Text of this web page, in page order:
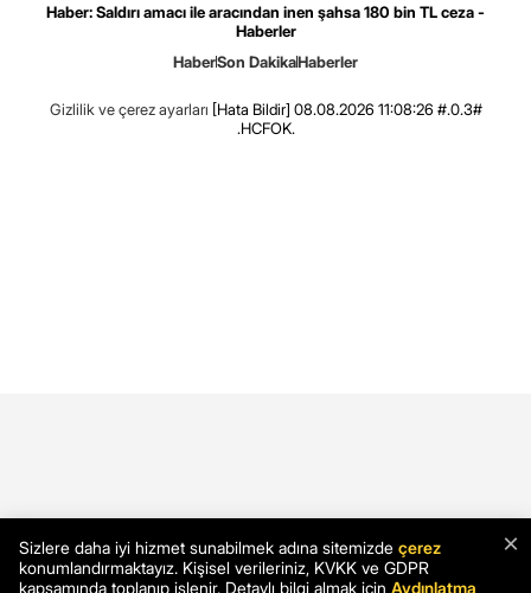
Haber: Saldırı amacı ile aracından inen şahsa 180 bin TL ceza -
Haberler
HaberSon DakikaHaberler
Gizlilik ve çerez ayarları [Hata Bildir] 08.08.2026 11:08:26 #.0.3#
.HCFOK.
×
Sizlere daha iyi hizmet sunabilmek adına sitemizde çerez
konumlandırmaktayız. Kişisel verileriniz, KVKK ve GDPR
kapsamında toplanıp işlenir. Detaylı bilgi almak için Aydınlatma